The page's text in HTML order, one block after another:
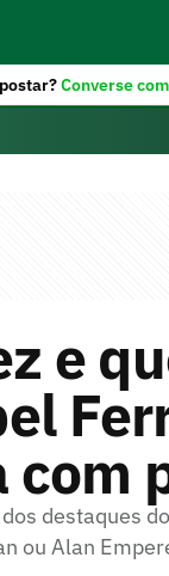
Converse
e
com
destaques
ou Alan